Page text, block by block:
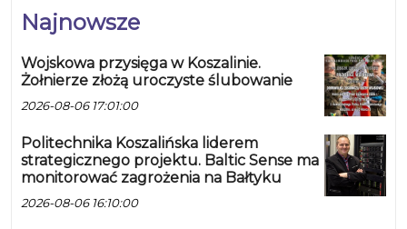
Najnowsze
Wojskowa przysięga w Koszalinie.
Żołnierze złożą uroczyste ślubowanie
2026-08-06 17:01:00
Politechnika Koszalińska liderem
strategicznego projektu. Baltic Sense ma
monitorować zagrożenia na Bałtyku
2026-08-06 16:10:00